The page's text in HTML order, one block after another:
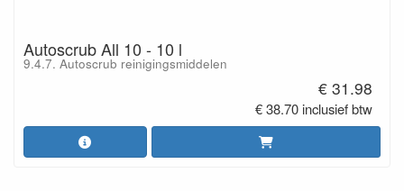
Autoscrub All 10 - 10 l
9.4.7. Autoscrub reinigingsmiddelen
€ 31.98
€ 38.70 inclusief btw